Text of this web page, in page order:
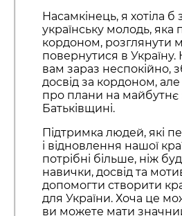
Насамкінець, я хотіла б
українську молодь, яка
кордоном, розглянути
повернутися в Україну.
вам зараз неспокійно,
досвід за кордоном,
про плани на майбутнє
Батьківщині.
Підтримка людей, які
і відновлення нашої
потрібні більше, ніж
навички, досвід та
допомогти створити
для України. Хоча це
ви можете мати